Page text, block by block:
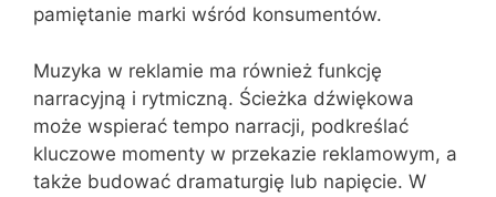
pamiętanie marki wśród konsumentów.
Muzyka w reklamie ma również funkcję
narracyjną i rytmiczną. Ścieżka dźwiękowa
może wspierać tempo narracji, podkreślać
kluczowe momenty w przekazie reklamowym, a
także budować dramaturgię lub napięcie. W